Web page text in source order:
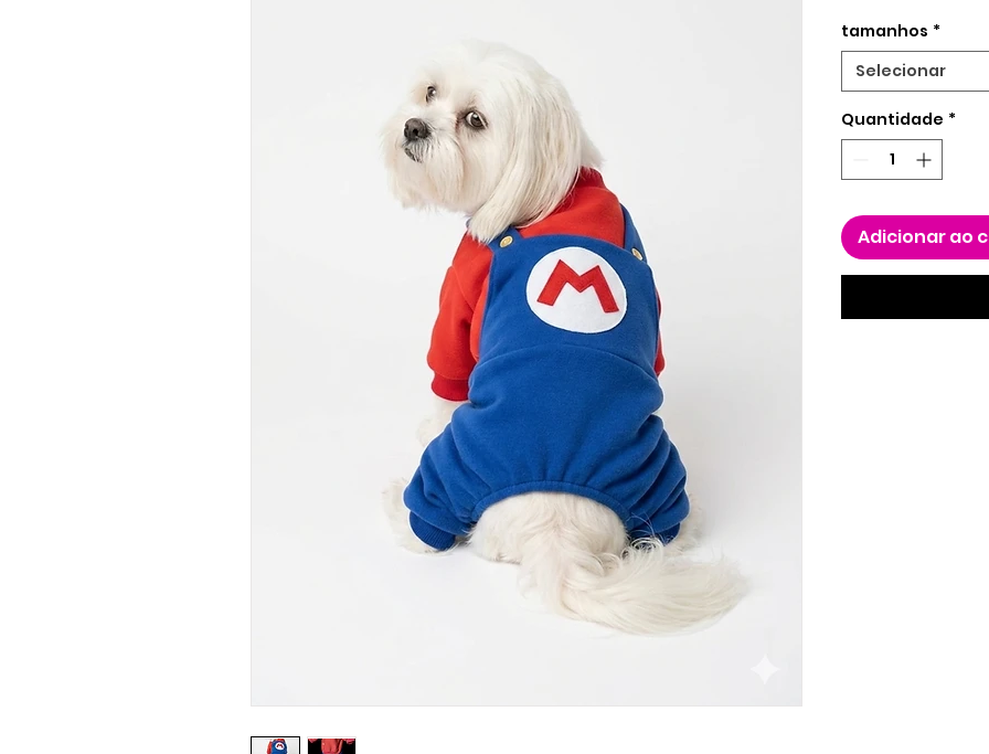
tamanhos *
Selecionar
Quantidade *
Adicionar ao